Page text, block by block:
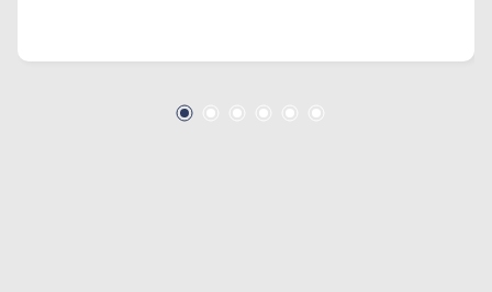
oferece uma planta moderna e bem distribuída,
mão de elegância. A área social é ampla, bem